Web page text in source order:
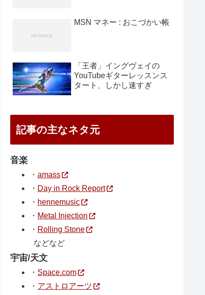
MSN マネー : おこづかい帳
「王者」イングヴェイの
YouTubeギターレッスンス
タート、しかし速すぎ
記事の主なネタ元
音楽
・ amass
・ Day in Rock Report
・ hennemusic
・ Metal Injection
・ Rolling Stone
などなど
宇宙/天文
・ Space.com
・ アストロアーツ